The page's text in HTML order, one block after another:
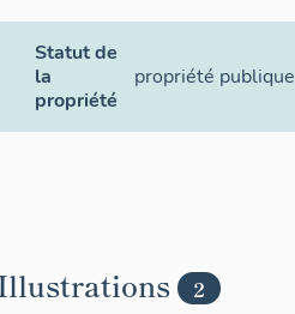
Statut de
la
propriété
propriété publique
2